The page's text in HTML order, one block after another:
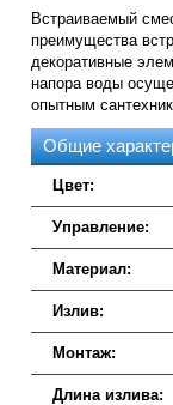
Встраиваемый
преимущества
декоративные
напора воды
опытным
Общие
Цвет:
Управление:
Материал:
Излив:
Монтаж:
Длина излива: